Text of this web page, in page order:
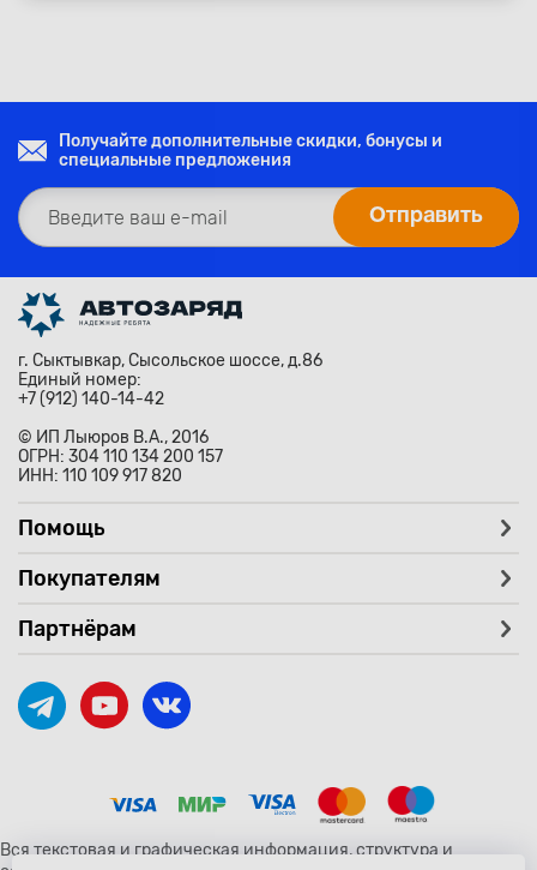
Получайте дополнительные скидки, бонусы и
специальные предложения
г. Сыктывкар, Сысольское шоссе, д.86
Единый номер:
+7 (912) 140-14-42
© ИП Лыюров В.А., 2016
ОГРН: 304 110 134 200 157
ИНН: 110 109 917 820
Помощь
Покупателям
Партнёрам
Вся текстовая и графическая информация, структура и